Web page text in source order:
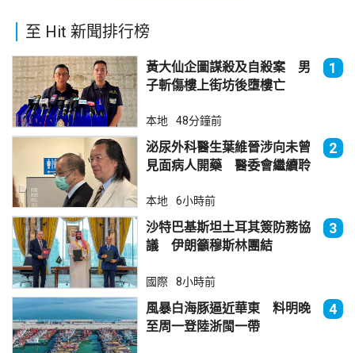
至 Hit 新聞排行榜
黃大仙企圖謀殺及自殺案 男
子斬傷樓上街坊後墮樓亡
1
本地 48分鐘前
泌尿外科醫生葉維晉涉向未曾
見面病人開藥 醫委會繼續聆
2
本地 6小時前
沙特巴基斯坦土耳其簽防務協
議 伊朗籲穆斯林團結
3
國際 8小時前
風暴白海豚逼近華東 料明晚
至周一登陸浙閩一帶
4